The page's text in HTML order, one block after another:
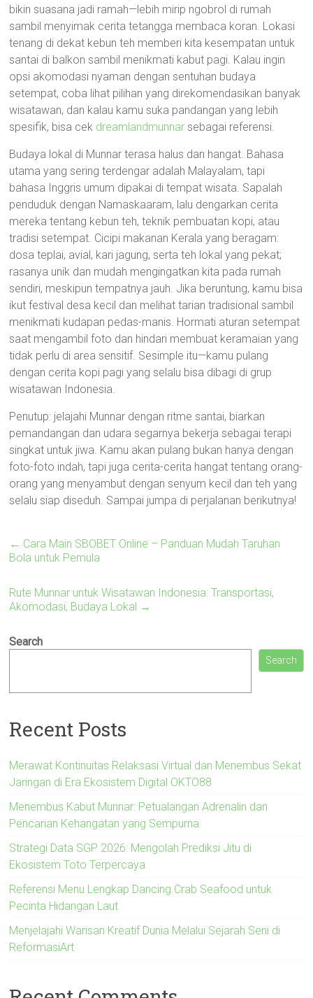
bikin suasana jadi ramah—lebih mirip ngobrol di rumah
sambil menyimak cerita tetangga membaca koran. Lokasi
tenang di dekat kebun teh memberi kita kesempatan untuk
santai di balkon sambil menikmati kabut pagi. Kalau ingin
opsi akomodasi nyaman dengan sentuhan budaya
setempat, coba lihat pilihan yang direkomendasikan banyak
wisatawan, dan kalau kamu suka pandangan yang lebih
spesifik, bisa cek dreamlandmunnar sebagai referensi.
Budaya lokal di Munnar terasa halus dan hangat. Bahasa
utama yang sering terdengar adalah Malayalam, tapi
bahasa Inggris umum dipakai di tempat wisata. Sapalah
penduduk dengan Namaskaaram, lalu dengarkan cerita
mereka tentang kebun teh, teknik pembuatan kopi, atau
tradisi setempat. Cicipi makanan Kerala yang beragam:
dosa teplai, avial, kari jagung, serta teh lokal yang pekat;
rasanya unik dan mudah mengingatkan kita pada rumah
sendiri, meskipun tempatnya jauh. Jika beruntung, kamu bisa
ikut festival desa kecil dan melihat tarian tradisional sambil
menikmati kudapan pedas-manis. Hormati aturan setempat
saat mengambil foto dan hindari membuat keramaian yang
tidak perlu di area sensitif. Sesimple itu—kamu pulang
dengan cerita kopi pagi yang selalu bisa dibagi di grup
wisatawan Indonesia.
Penutup: jelajahi Munnar dengan ritme santai, biarkan
pemandangan dan udara segarnya bekerja sebagai terapi
singkat untuk jiwa. Kamu akan pulang bukan hanya dengan
foto-foto indah, tapi juga cerita-cerita hangat tentang orang-
orang yang menyambut dengan senyum kecil dan teh yang
selalu siap diseduh. Sampai jumpa di perjalanan berikutnya!
← Cara Main SBOBET Online – Panduan Mudah Taruhan
Bola untuk Pemula
Rute Munnar untuk Wisatawan Indonesia: Transportasi,
Akomodasi, Budaya Lokal →
Search
Search
Recent Posts
Merawat Kontinuitas Relaksasi Virtual dan Menembus Sekat
Jaringan di Era Ekosistem Digital OKTO88
Menembus Kabut Munnar: Petualangan Adrenalin dan
Pencarian Kehangatan yang Sempurna
Strategi Data SGP 2026: Mengolah Prediksi Jitu di
Ekosistem Toto Terpercaya
Referensi Menu Lengkap Dancing Crab Seafood untuk
Pecinta Hidangan Laut
Menjelajahi Warisan Kreatif Dunia Melalui Sejarah Seni di
ReformasiArt